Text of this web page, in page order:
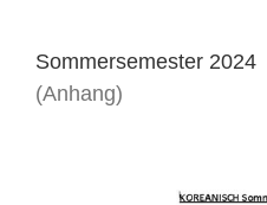
Sommersemester 2024
(Anhang)